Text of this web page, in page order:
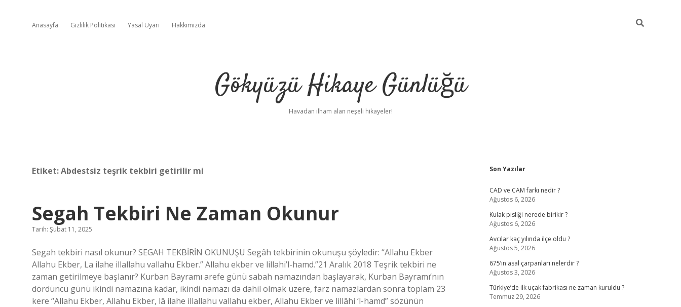
Anasayfa Gizlilik Politikası Yasal Uyarı Hakkımızda
Gökyüzü Hikaye Günlüğü
Havadan ilham alan neşeli hikayeler!
Etiket:Abdestsiz teşrik tekbiri getirilir mi
Segah Tekbiri Ne Zaman Okunur
Tarih: Şubat 11, 2025
Segah tekbiri nasıl okunur? SEGAH TEKBİRİN OKUNUŞU Segâh tekbirinin okunuşu şöyledir: “Allahu Ekber
Allahu Ekber, La ilahe illallahu vallahu Ekber.” Allahu ekber ve lillahi’l-hamd.”21 Aralık 2018 Teşrik tekbiri ne
zaman getirilmeye başlanır? Kurban Bayramı arefe günü sabah namazından başlayarak, Kurban Bayramı’nın
dördüncü günü ikindi namazına kadar, ikindi namazı da dahil olmak üzere, farz namazlardan sonra toplam 23
kere “Allahu Ekber, Allahu Ekber, lâ ilahe illallahu vallahu ekber, Allahu Ekber ve lillâhi ‘l-hamd” sözünün
Sidebar
Son Yazılar
CAD ve CAM farkı nedir ?
Ağustos 6, 2026
Kulak pisliği nerede birikir ?
Ağustos 6, 2026
Avcılar kaç yılında ilçe oldu ?
Ağustos 5, 2026
675’in asal çarpanları nelerdir ?
Ağustos 3, 2026
Türkiye’de ilk uçak fabrikası ne zaman kuruldu ?
Temmuz 29, 2026